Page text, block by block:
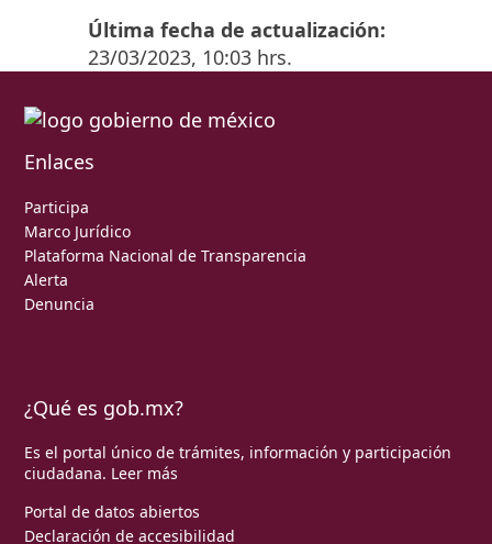
Última fecha de actualización:
23/03/2023, 10:03 hrs.
Enlaces
Participa
Marco Jurídico
Plataforma Nacional de Transparencia
Alerta
Denuncia
¿Qué es gob.mx?
Es el portal único de trámites, información y participación
ciudadana. Leer más
Portal de datos abiertos
Declaración de accesibilidad